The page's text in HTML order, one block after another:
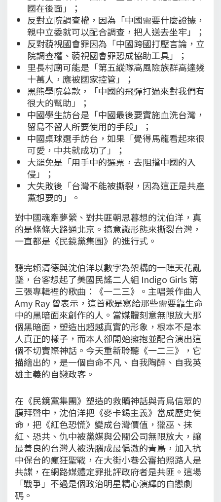
國在後面」；
反對立院調查權，因為「中國需要什麼證據，
親中立委就可以配合調查，把人送去坐牢」；
反對藐視國會罪因為「中國跨國打壓言論，立
院調查權、藐視國會罪恐成協助工具」；
里長村廟可能是「第五縱隊高風險族群高達幾
十萬人，應被國家控管」；
黑熊學院募款，「中國的飛彈打過來對我們有
很大的幫助」；
中國學生訪台是「中國最後要實施血洗台灣，
留島不留人所要使用的手段」；
中國桌球選手訪台，如果「覺得馬龍看起來很
可愛，中共就成功了」；
大罷免是「用手中的選票，去阻擋中國的入
侵」；
大失敗後「台灣不能被撕裂，因為這正是共產
黨想要的」。
對中國魂牽夢縈、對共匪朝思暮想的沈伯洋，真
的是條條大路通北京。搞意識形態來撕裂台灣，
一直都是《民鏡黨集團》的進行式。
聽完賴清德與沈伯洋以數字為架構的一陣天花亂
墜，台客想起了美國民謠二人組 Indigo Girls 第
三張專輯裡的歌曲：《一二三》。主唱兼作曲人
Amy Ray 曾表示，這首歌是寫給那些需要靠生命
中的黑暗面來創作的人。當媒體刻意無限放大那
個黑暗面，塑造出超越真實的形象，根本不是本
人真正的樣子，而本人卻開始擁抱並配合演出這
個不切實際神話。今天重新聆聽《一二三》，它
描繪出的，是一個自命不凡、自我陶醉、自我英
雄主義的自戀政客。
在《民鏡黨集團》塑造的救贖神話與青鳥信眾的
膜拜聲中，沈伯洋把《麥卡錫主義》當成歷史使
命，把《紅色恐慌》變成台灣價值，獵巫、抹
紅、恐共、仇中被黨媒與公關公司無限放大，讓
最善良的台灣人被洗腦成最偏激的青鳥，加入抗
中保台的瘋狂聖戰，在大街小巷公審拍照路人是
共諜，在網路媒體定罪批評政府者是共匪。這場
「戰爭」不過是個政治明星精心演繹的自戀劇
碼。